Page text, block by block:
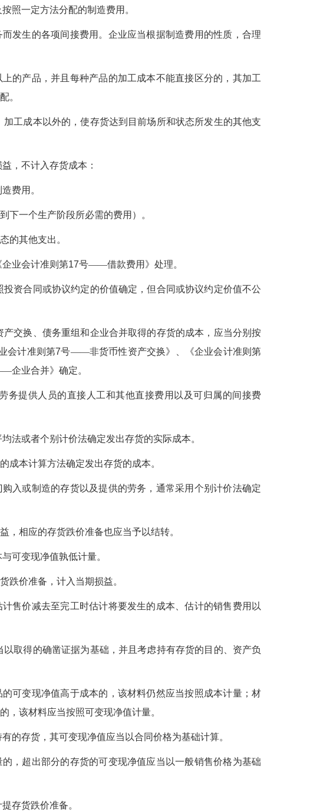
一定方法分配的制造费用。
生的各项间接费用。企业应当根据制造费用的性质，合理
产品，并且每种产品的加工成本不能直接区分的，其加工
。
成本以外的，使存货达到目前场所和状态所发生的其他支
，不计入存货成本：
费用。
一个生产阶段所必需的费用）。
其他支出。
业会计准则第17号——借款费用》处理。
合同或协议约定的价值确定，但合同或协议约定价值不公
换、债务重组和企业合并取得的存货的成本，应当分别按
会计准则第7号——非货币性资产交换》、《企业会计准则第
企业合并》确定。
提供人员的直接人工和其他直接费用以及可归属的间接费
或者个别计价法确定发出存货的实际成本。
本计算方法确定发出存货的成本。
或制造的存货以及提供的劳务，通常采用个别计价法确定
相应的存货跌价准备也应当予以结转。
可变现净值孰低计量。
价准备，计入当期损益。
价减去至完工时估计将要发生的成本、估计的销售费用以
得的确凿证据为基础，并且考虑持有存货的目的、资产负
变现净值高于成本的，该材料仍然应当按照成本计量；材
，该材料应当按照可变现净值计量。
存货，其可变现净值应当以合同价格为基础计算。
超出部分的存货的可变现净值应当以一般销售价格为基础
存货跌价准备。